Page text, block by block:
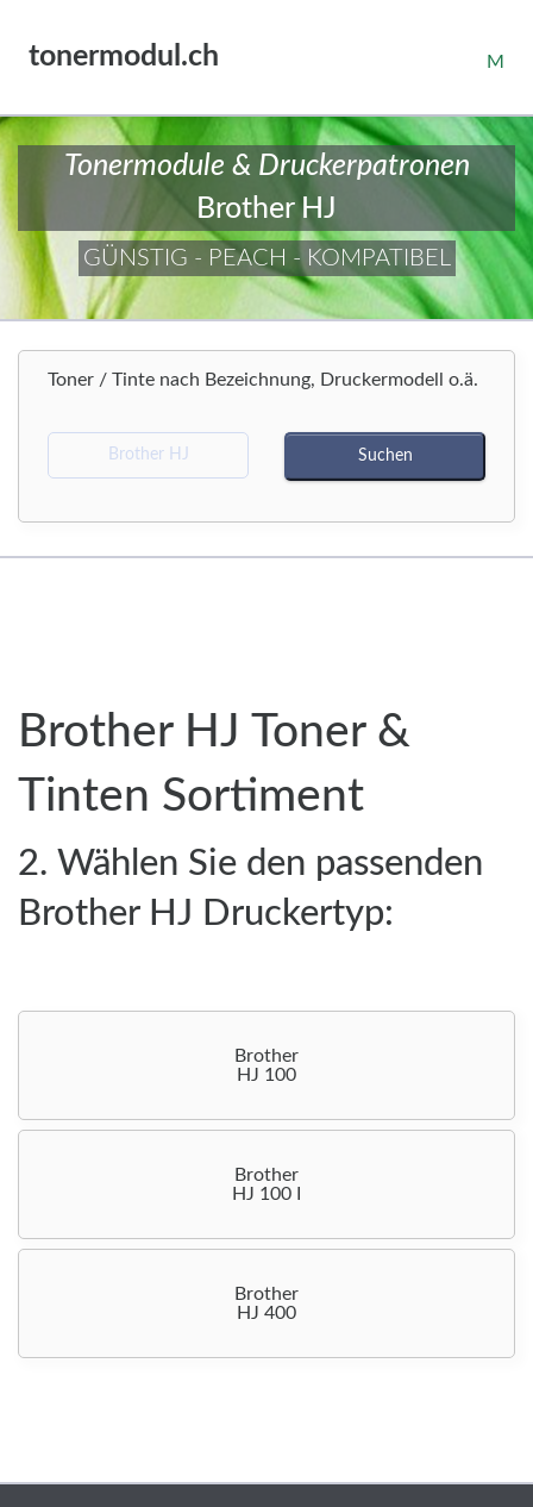
tonermodul.ch M
Tonermodule & Druckerpatronen
Brother HJ
GÜNSTIG - PEACH - KOMPATIBEL
Toner / Tinte nach Bezeichnung, Druckermodell o.ä.
Brother HJ Toner &
Tinten Sortiment
2. Wählen Sie den passenden
Brother HJ Druckertyp:
Brother
HJ 100
Brother
HJ 100 I
Brother
HJ 400